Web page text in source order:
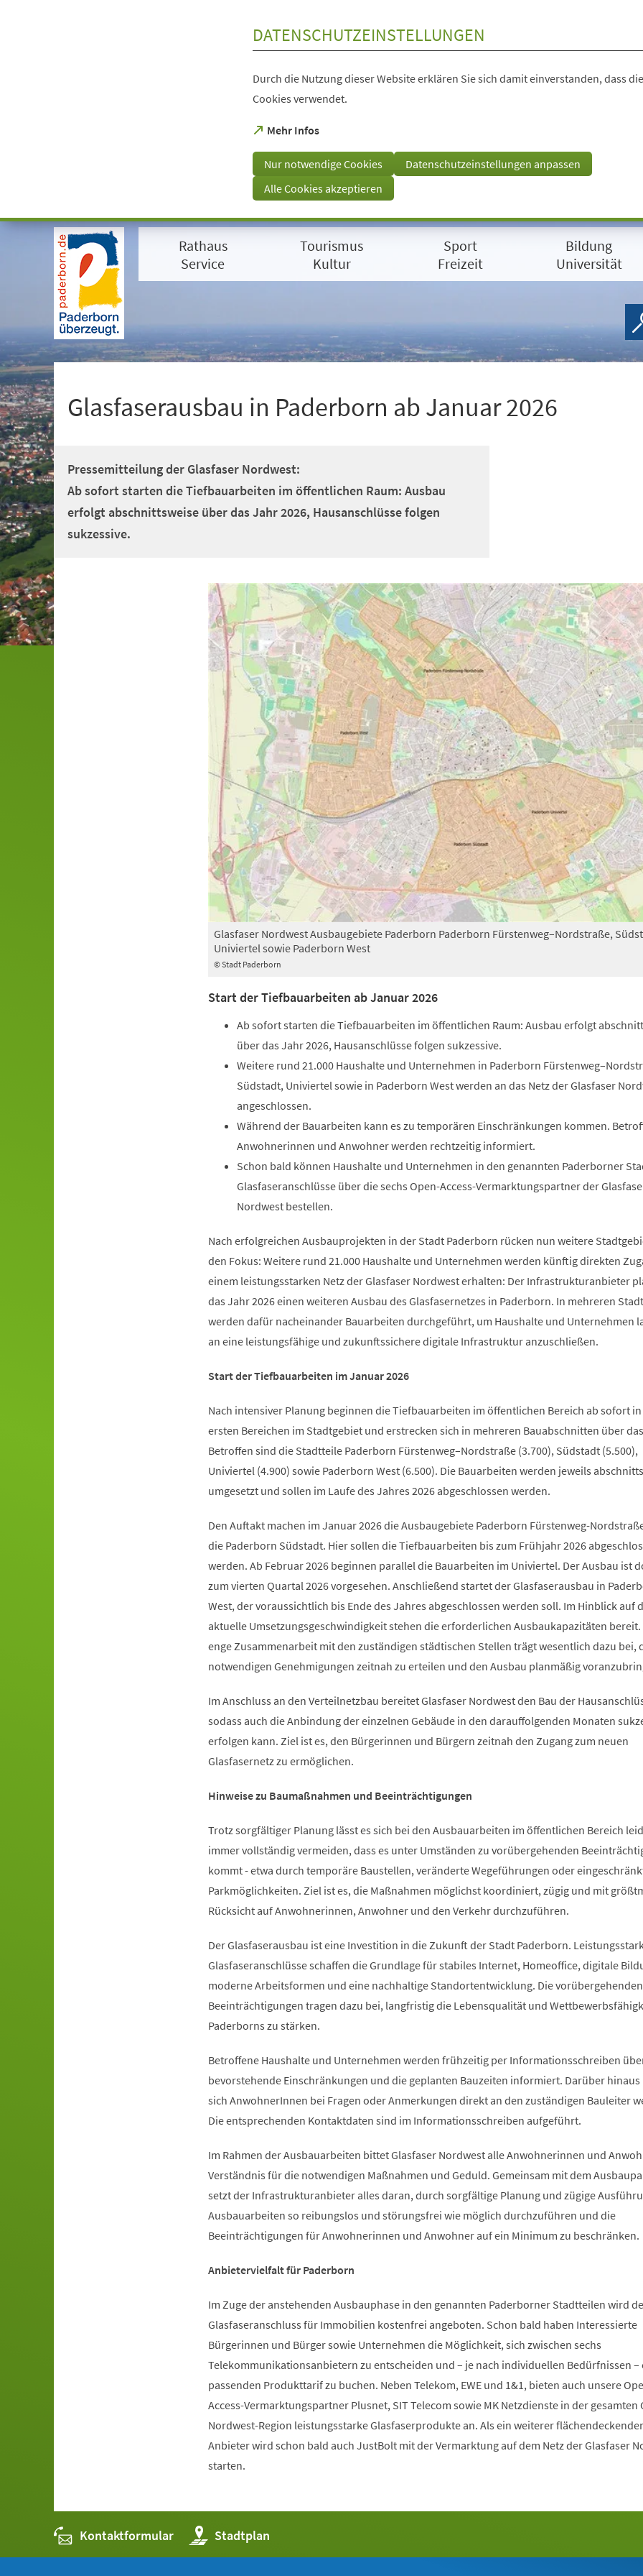
Visuelle
Assistenzsoftware
+
DATENSCHUTZEINSTELLUNGEN
Durch die Nutzung dieser Website erklären Sie sich damit einverstanden, dass
Cookies verwendet.
Mehr Infos
(Öffnet
einem
neuen
Tab)
Nur notwendige Cookies
Datenschutzeinstellungen anpassen
Alle Cookies akzeptieren
Rathaus
Service
Tourismus
Kultur
Sport
Freizeit
Bildung
Universität
Glasfaserausbau in Paderborn ab Januar 2026
Pressemitteilung der Glasfaser Nordwest:
Ab sofort starten die Tiefbauarbeiten im öffentlichen Raum: Ausbau
erfolgt abschnittsweise über das Jahr 2026, Hausanschlüsse folgen
sukzessive.
© Stadt Paderborn
Glasfaser Nordwest Ausbaugebiete Paderborn Paderborn Fürstenweg–Nordstraße,
Univiertel sowie Paderborn West
Start der Tiefbauarbeiten ab Januar 2026
Ab sofort starten die Tiefbauarbeiten im öffentlichen Raum: Ausbau erfolgt
über das Jahr 2026, Hausanschlüsse folgen sukzessive.
Weitere rund 21.000 Haushalte und Unternehmen in Paderborn
Südstadt, Univiertel sowie in Paderborn West werden an das Netz der Glasfaser
angeschlossen.
Während der Bauarbeiten kann es zu temporären Einschränkungen kommen.
Anwohnerinnen und Anwohner werden rechtzeitig informiert.
Schon bald können Haushalte und Unternehmen in den genannten Paderborner
Glasfaseranschlüsse über die sechs Open-Access-Vermarktungspartner der
Nordwest bestellen.
Nach erfolgreichen Ausbauprojekten in der Stadt Paderborn rücken nun weitere
den Fokus: Weitere rund 21.000 Haushalte und Unternehmen werden künftig direkten
einem leistungsstarken Netz der Glasfaser Nordwest erhalten: Der Infrastrukturanbieter
das Jahr 2026 einen weiteren Ausbau des Glasfasernetzes in Paderborn. In mehreren
werden dafür nacheinander Bauarbeiten durchgeführt, um Haushalte und Unternehmen
an eine leistungsfähige und zukunftssichere digitale Infrastruktur anzuschließen.
Start der Tiefbauarbeiten im Januar 2026
Nach intensiver Planung beginnen die Tiefbauarbeiten im öffentlichen Bereich ab sofort
ersten Bereichen im Stadtgebiet und erstrecken sich in mehreren Bauabschnitten über
Betroffen sind die Stadtteile Paderborn Fürstenweg–Nordstraße (3.700), Südstadt (5.500),
Univiertel (4.900) sowie Paderborn West (6.500). Die Bauarbeiten werden jeweils
umgesetzt und sollen im Laufe des Jahres 2026 abgeschlossen werden.
Den Auftakt machen im Januar 2026 die Ausbaugebiete Paderborn Fürstenweg-
die Paderborn Südstadt. Hier sollen die Tiefbauarbeiten bis zum Frühjahr 2026
werden. Ab Februar 2026 beginnen parallel die Bauarbeiten im Univiertel. Der Ausbau ist
zum vierten Quartal 2026 vorgesehen. Anschließend startet der Glasfaserausbau in
West, der voraussichtlich bis Ende des Jahres abgeschlossen werden soll. Im Hinblick auf
aktuelle Umsetzungsgeschwindigkeit stehen die erforderlichen Ausbaukapazitäten bereit.
enge Zusammenarbeit mit den zuständigen städtischen Stellen trägt wesentlich dazu bei,
notwendigen Genehmigungen zeitnah zu erteilen und den Ausbau planmäßig
Im Anschluss an den Verteilnetzbau bereitet Glasfaser Nordwest den Bau der
sodass auch die Anbindung der einzelnen Gebäude in den darauffolgenden Monaten
erfolgen kann. Ziel ist es, den Bürgerinnen und Bürgern zeitnah den Zugang zum neuen
Glasfasernetz zu ermöglichen.
Hinweise zu Baumaßnahmen und Beeinträchtigungen
Trotz sorgfältiger Planung lässt es sich bei den Ausbauarbeiten im öffentlichen Bereich
immer vollständig vermeiden, dass es unter Umständen zu vorübergehenden
kommt - etwa durch temporäre Baustellen, veränderte Wegeführungen oder
Parkmöglichkeiten. Ziel ist es, die Maßnahmen möglichst koordiniert, zügig und mit
Rücksicht auf Anwohnerinnen, Anwohner und den Verkehr durchzuführen.
Der Glasfaserausbau ist eine Investition in die Zukunft der Stadt Paderborn.
Glasfaseranschlüsse schaffen die Grundlage für stabiles Internet, Homeoffice, digitale
moderne Arbeitsformen und eine nachhaltige Standortentwicklung. Die vorübergehenden
Beeinträchtigungen tragen dazu bei, langfristig die Lebensqualität und
Paderborns zu stärken.
Betroffene Haushalte und Unternehmen werden frühzeitig per Informationsschreiben
bevorstehende Einschränkungen und die geplanten Bauzeiten informiert. Darüber
sich AnwohnerInnen bei Fragen oder Anmerkungen direkt an den zuständigen Bauleiter
Die entsprechenden Kontaktdaten sind im Informationsschreiben aufgeführt.
Im Rahmen der Ausbauarbeiten bittet Glasfaser Nordwest alle Anwohnerinnen und
Verständnis für die notwendigen Maßnahmen und Geduld. Gemeinsam mit dem
setzt der Infrastrukturanbieter alles daran, durch sorgfältige Planung und zügige
Ausbauarbeiten so reibungslos und störungsfrei wie möglich durchzuführen und die
Beeinträchtigungen für Anwohnerinnen und Anwohner auf ein Minimum zu beschränken.
Anbietervielfalt für Paderborn
Im Zuge der anstehenden Ausbauphase in den genannten Paderborner Stadtteilen wird
Glasfaseranschluss für Immobilien kostenfrei angeboten. Schon bald haben Interessierte
Bürgerinnen und Bürger sowie Unternehmen die Möglichkeit, sich zwischen sechs
Telekommunikationsanbietern zu entscheiden und – je nach individuellen Bedürfnissen –
passenden Produkttarif zu buchen. Neben Telekom, EWE und 1&1, bieten auch unsere
Access-Vermarktungspartner Plusnet, SIT Telecom sowie MK Netzdienste in der gesamten
Nordwest-Region leistungsstarke Glasfaserprodukte an. Als ein weiterer flächendeckender
Anbieter wird schon bald auch JustBolt mit der Vermarktung auf dem Netz der Glasfaser
starten.
Kontaktformular Stadtplan
(Öffnet
in
einem